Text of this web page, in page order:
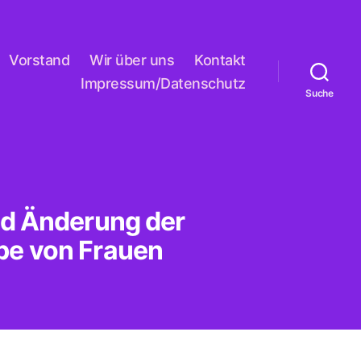
Vorstand Wir über uns
Kontakt
Impressum/Datenschutz
Suche
Änderung der
von Frauen